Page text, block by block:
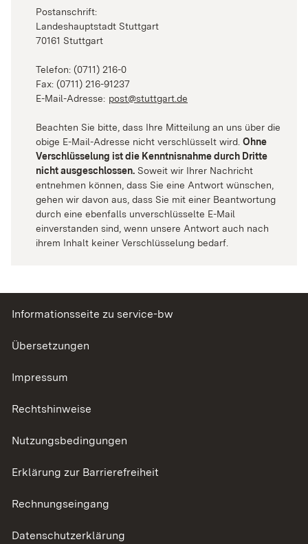
Postanschrift:
Landeshauptstadt Stuttgart
70161 Stuttgart
Telefon: (0711) 216-0
Fax: (0711) 216-91237
E-Mail-Adresse: post@stuttgart.de
Beachten Sie bitte, dass Ihre Mitteilung an uns über die
obige E-Mail-Adresse nicht verschlüsselt wird. Ohne
Verschlüsselung ist die Kenntnisnahme durch Dritte
nicht ausgeschlossen. Soweit wir Ihrer Nachricht
entnehmen können, dass Sie eine Antwort wünschen,
gehen wir davon aus, dass Sie mit einer Beantwortung
durch eine ebenfalls unverschlüsselte E-Mail
einverstanden sind, wenn unsere Antwort auch nach
ihrem Inhalt keiner Verschlüsselung bedarf.
Informationsseite zu service-bw
Übersetzungen
Impressum
Rechtshinweise
Nutzungsbedingungen
Erklärung zur Barrierefreiheit
Rechnungseingang
Datenschutzerklärung